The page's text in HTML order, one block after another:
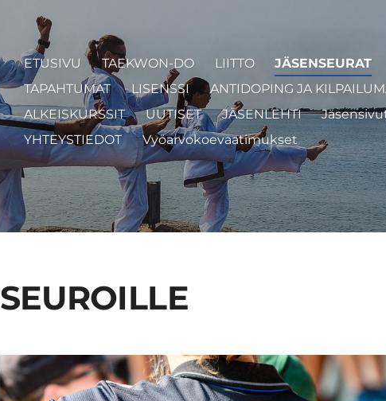
ETUSIVU TAEKWON-DO LIITTO JÄSENSEURAT
TAPAHTUMAT
LISENSSI
ANTIDOPING JA
ALKEISKURSSIT
UUTISET JÄSENLEHTI
YHTEYSTIEDOT
Vyöarvokoevaatimukset
SEUROILLE